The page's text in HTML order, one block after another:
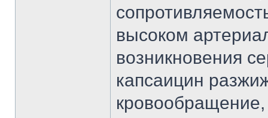
высоком
возникновения
капсаицин